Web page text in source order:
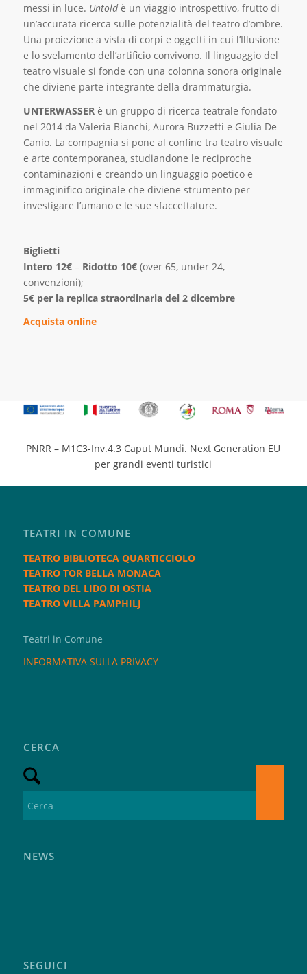
messi in luce. Untoldè un viaggio introspettivo, frutto di
un’accurata ricerca sulle potenzialità del teatro d’ombre.
Una proiezione a vista di corpi e oggetti in cui l’Illusione
e lo svelamento dell’artificio convivono. Il linguaggio del
teatro visuale si fonde con una colonna sonora originale
che diviene parte integrante della drammaturgia.
UNTERWASSERè un gruppo di ricerca teatrale fondato
nel 2014 da Valeria Bianchi, Aurora Buzzetti e Giulia De
Canio. La compagnia si pone al confine tra teatro visuale
e arte contemporanea, studiandone le reciproche
contaminazioni e creando un linguaggio poetico e
immaginifico originale che diviene strumento per
investigare l’umano e le sue sfaccettature.
Biglietti
Intero 12€– Ridotto 10€(over 65, under 24,
convenzioni);
5€ per la replica straordinaria del 2 dicembre
Acquista online
PNRR – M1C3-Inv.4.3 Caput Mundi. Next Generation EU
per grandi eventi turistici
TEATRI IN COMUNE
TEATRO BIBLIOTECA QUARTICCIOLO
TEATRO TOR BELLA MONACA
TEATRO DEL LIDO DI OSTIA
TEATRO VILLA PAMPHILJ
Teatri in Comune
INFORMATIVA SULLA PRIVACY
CERCA
NEWS
SEGUICI